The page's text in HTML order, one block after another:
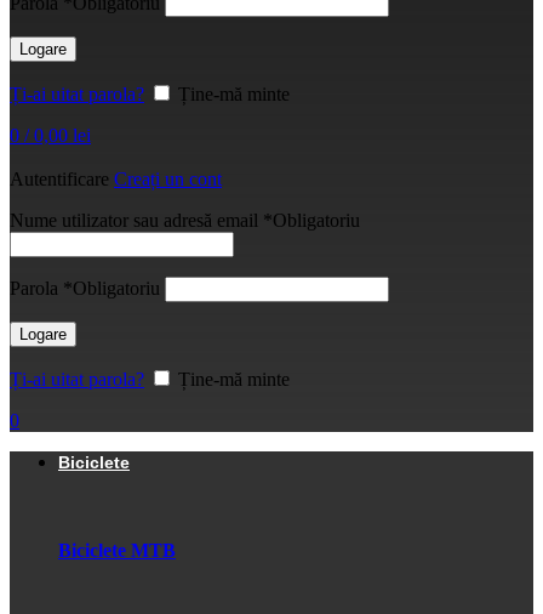
Logare
Ți-ai uitat parola?
Ține-mă minte
0 / 0,00 lei
Autentificare Creați un cont
Nume utilizator sau adresă email *Obligatoriu
Parola *Obligatoriu
Logare
Ți-ai uitat parola?
Ține-mă minte
0
Biciclete
Biciclete MTB